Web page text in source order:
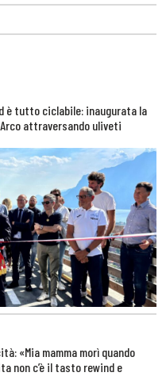
è tutto ciclabile: inaugurata la
attraversando uliveti
«Mia mamma morì quando
non c’è il tasto rewind e